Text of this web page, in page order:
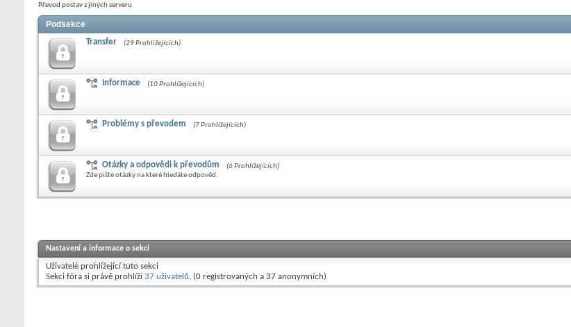
Převod postav z jiných serveru
Podsekce
Transfer (29 Prohlížejících)
Informace (10 Prohlížejících)
Problémy s převodem (7 Prohlížejících)
Otázky a odpovědi k převodům
(6 Prohlížejících)
Zde pište otázky na které hledáte odpověd.
Nastavení a informace o sekci
Uživatelé prohlížející tuto sekci
Sekci fóra si právě prohlíží37 uživatelů. (0 registrovaných a 37 anonymních)